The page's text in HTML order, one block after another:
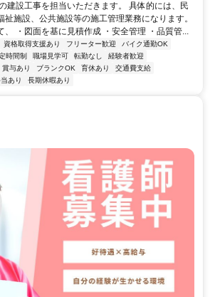
建設工事を担当いただきます。 具体的には、民
祉施設、公共施設等の施工管理業務になります。
、 ・図面を基に見積作成 ・安全管理 ・品質管...
資格取得支援あり フリーター歓迎
バイク通勤OK
時間制 職場見学可 転勤なし
経験者歓迎
賞与あり ブランクOK 育休あり
交通費支給
あり 長期休暇あり